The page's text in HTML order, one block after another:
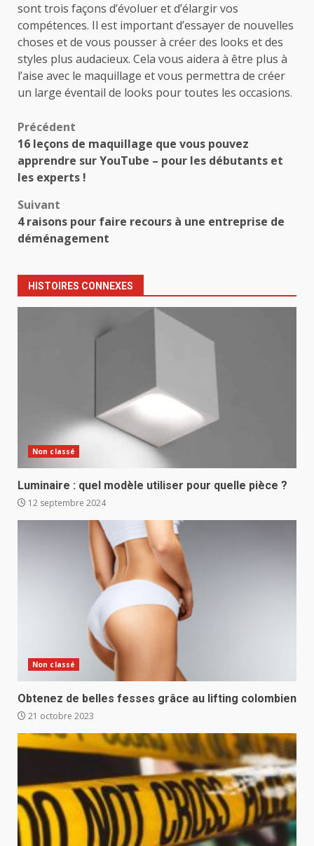
sont trois façons d’évoluer et d’élargir vos
compétences. Il est important d’essayer de nouvelles
choses et de vous pousser à créer des looks et des
styles plus audacieux. Cela vous aidera à être plus à
l’aise avec le maquillage et vous permettra de créer
un large éventail de looks pour toutes les occasions.
Navigation
d’article
Précédent
16 leçons de maquillage que vous pouvez
apprendre sur YouTube – pour les débutants et
les experts !
Suivant
4 raisons pour faire recours à une entreprise de
déménagement
HISTOIRES CONNEXES
Non classé
Luminaire : quel modèle utiliser pour quelle pièce ?
12 septembre 2024
Non classé
Obtenez de belles fesses grâce au lifting colombien
21 octobre 2023